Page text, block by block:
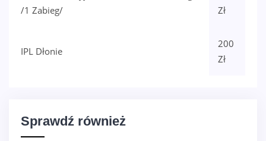
Sprawdź również
/1 Zabieg/
Zł
IPL Dłonie
200
Zł